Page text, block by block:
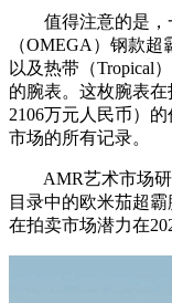
值得注意的是，
（OMEGA）钢款
以及热带（Tropical
的腕表。这枚腕表
2106万元人民币）
市场的所有记录。
AMR艺术市场研
目录中的欧米茄超
在拍卖市场潜力在